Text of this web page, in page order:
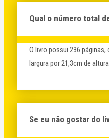
Qual o número total
O livro possui 236
largura por 21,3cm de
Se eu não gostar do